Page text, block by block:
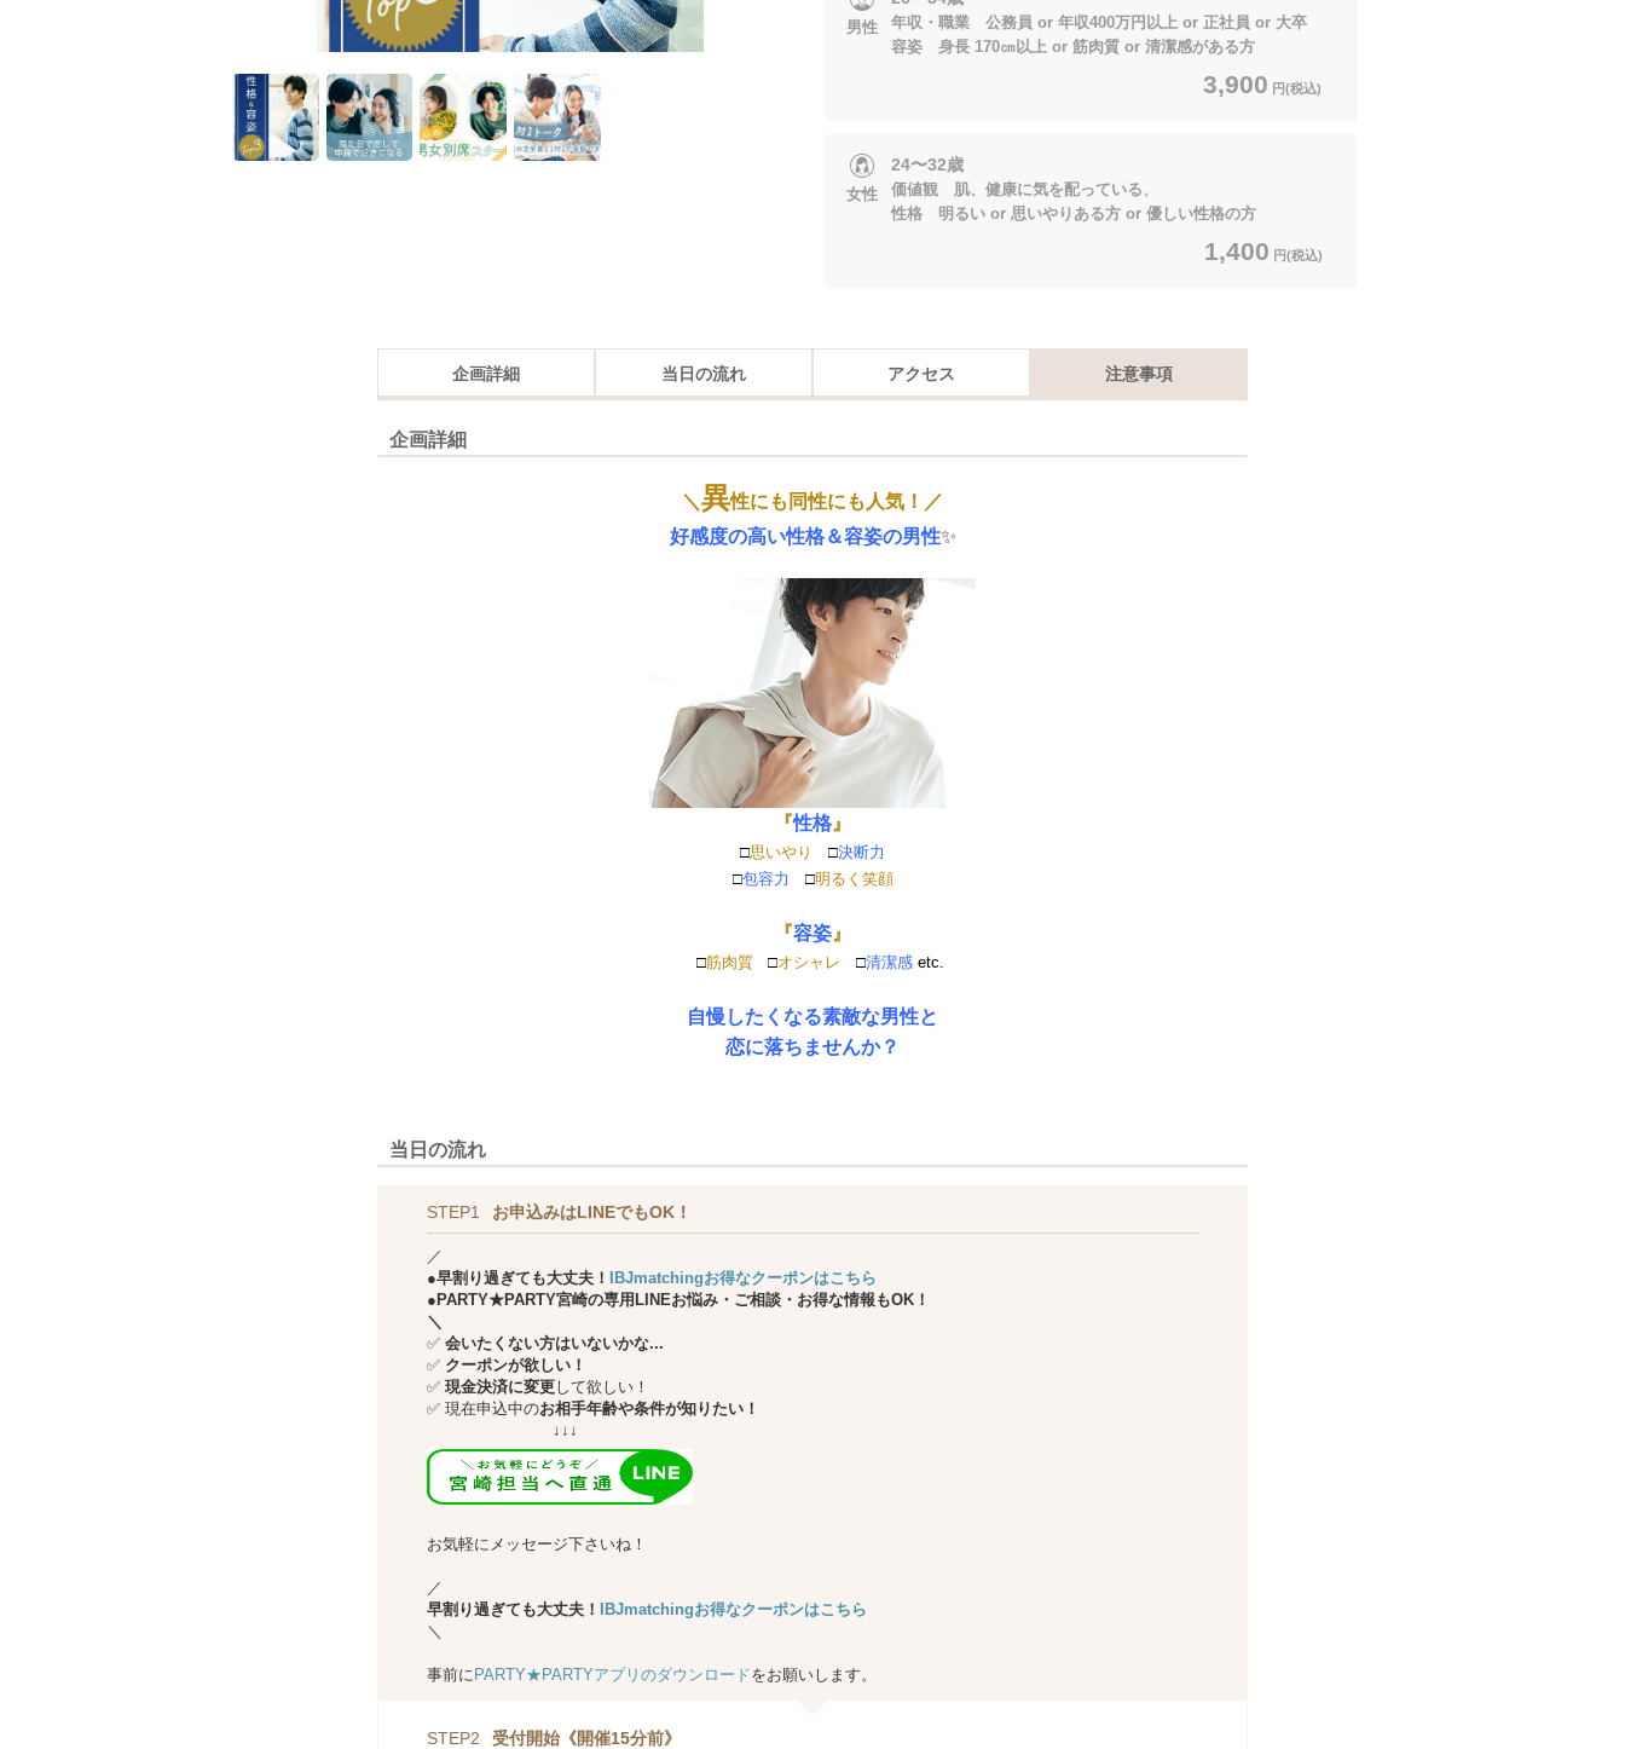
男性
年収・職業 公務員 or 年収400万円以上 or 正社員 or 大卒
容姿 身長 170㎝以上 or 筋肉質 or 清潔感がある方
3,900 円(税込)
女性
24〜32歳
価値観 肌、健康に気を配っている、
性格 明るい or 思いやりある方 or 優しい性格の方
1,400 円(税込)
企画詳細 当日の流れ アクセス 注意事項
企画詳細
＼ 異性にも同性にも人気！／
好感度の高い性格＆容姿の男性✨
『性格 』
□思いやり □決断力
□包容力 □明るく笑顔
『容姿 』
□筋肉質 □オシャレ □清潔感 etc.
自慢したくなる素敵な男性と
恋に落ちませんか？
当日の流れ
STEP1 お申込みはLINEでもOK！
／
●早割り過ぎても大丈夫！
IBJmatchingお得なクーポンはこちら
●PARTY★PARTY宮崎の専用LINEお悩み・ご相談・お得な情報もOK！
＼
✅ 会いたくない方はいないかな...
✅ クーポンが欲しい！
✅ 現金決済に変更して欲しい！
✅ 現在申込中のお相手年齢や条件が知りたい！
↓↓↓
お気軽にメッセージ下さいね！
／
早割り過ぎても大丈夫！
IBJmatchingお得なクーポンはこちら
＼
事前に PARTY★PARTYアプリのダウンロードをお願いします。
STEP2 受付開始《開催15分前》